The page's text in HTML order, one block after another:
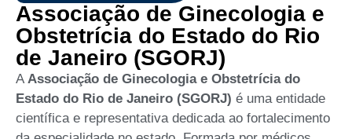
Associação de Ginecologia e
Obstetrícia do Estado do Rio
de Janeiro (SGORJ)
A Associação de Ginecologia e Obstetrícia do
Estado do Rio de Janeiro (SGORJ) é uma entidade
científica e representativa dedicada ao fortalecimento